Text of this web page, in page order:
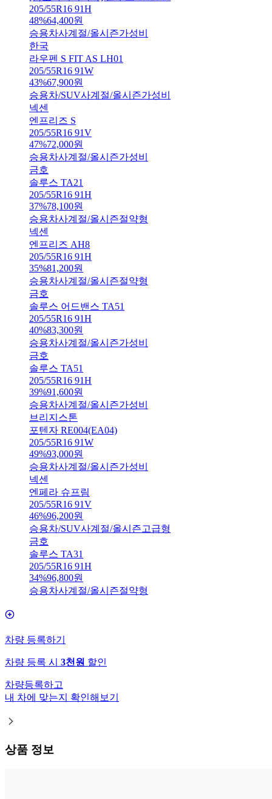
205/55R16 91H
48%64,400원
승용차사계절/올시즌가성비
한국
라우펜 S FIT AS LH01
205/55R16 91W
43%67,900원
승용차/SUV사계절/올시즌가성비
넥센
엔프리즈 S
205/55R16 91V
47%72,000원
승용차사계절/올시즌가성비
금호
솔루스 TA21
205/55R16 91H
37%78,100원
승용차사계절/올시즌절약형
넥센
엔프리즈 AH8
205/55R16 91H
35%81,200원
승용차사계절/올시즌절약형
금호
솔루스 어드밴스 TA51
205/55R16 91H
40%83,300원
승용차사계절/올시즌가성비
금호
솔루스 TA51
205/55R16 91H
39%91,600원
승용차사계절/올시즌가성비
브리지스톤
포텐자 RE004(EA04)
205/55R16 91W
49%93,000원
승용차사계절/올시즌가성비
넥센
엔페라 슈프림
205/55R16 91V
46%96,200원
승용차/SUV사계절/올시즌고급형
금호
솔루스 TA31
205/55R16 91H
34%96,800원
승용차사계절/올시즌절약형
차량 등록하기
차량 등록 시 3천원 할인
차량등록하고
내 차에 맞는지 확인해보기
상품 정보